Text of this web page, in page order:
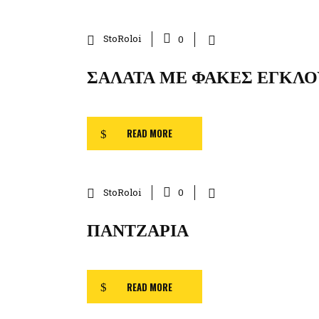
StoRoloi 0
ΣΑΛΆΤΑ ΜΕ ΦΑΚΈΣ
READ MORE
StoRoloi 0
ΠΑΝΤΖΆΡΙΑ
READ MORE